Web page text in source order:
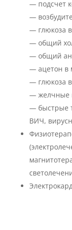
— подсчет
—
— глюкоза
— общий
— общий
— ацетон в
— глюкоза
— желчные
— быстрые
ВИЧ,